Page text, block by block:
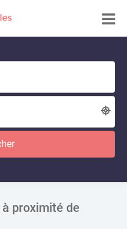
proximité de